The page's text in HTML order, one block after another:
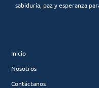
sabiduría, paz y esperanza
Inicio
Nosotros
Contáctanos